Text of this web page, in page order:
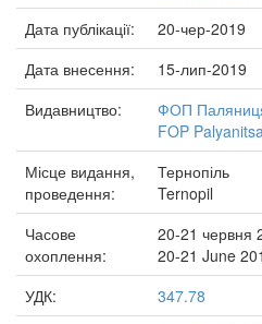
Дата публікації:
20-чер-2019
Дата внесення:
15-лип-2019
Видавництво:
ФОП
FOP
Місце видання,
проведення:
Тернопіль
Ternopil
Часове
охоплення:
20-21 червня
20-21 June
УДК:
347.78